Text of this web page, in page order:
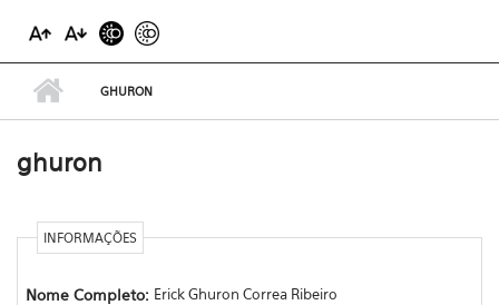
GHURON
ghuron
INFORMAÇÕES
Nome Completo: Erick Ghuron Correa Ribeiro